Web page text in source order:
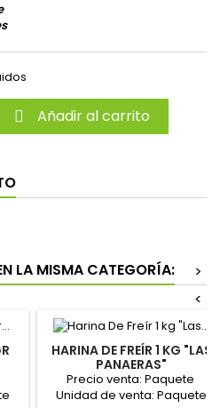
 Añadir al carrito
LA MISMA CATEGORÍA:
>
<
HARINA DE FREÍR 1 KG "LAS
PANAERAS"
Precio venta: Paquete
Unidad de venta: Paquete